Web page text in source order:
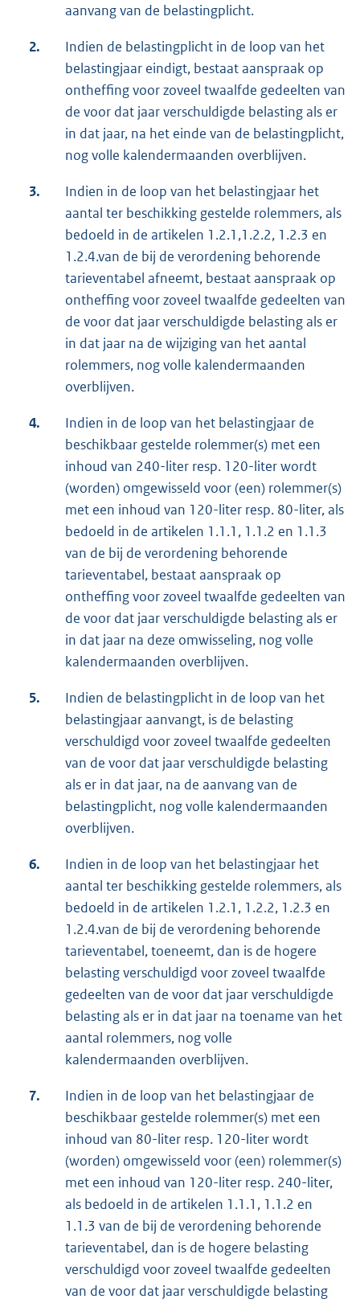
aanvang van de belastingplicht.
2.
Indien de belastingplicht in de loop van het
belastingjaar eindigt, bestaat aanspraak op
ontheffing voor zoveel twaalfde gedeelten van
de voor dat jaar verschuldigde belasting als er
in dat jaar, na het einde van de belastingplicht,
nog volle kalendermaanden overblijven.
3.
Indien in de loop van het belastingjaar het
aantal ter beschikking gestelde rolemmers, als
bedoeld in de artikelen 1.2.1,1.2.2, 1.2.3 en
1.2.4.van de bij de verordening behorende
tarieventabel afneemt, bestaat aanspraak op
ontheffing voor zoveel twaalfde gedeelten van
de voor dat jaar verschuldigde belasting als er
in dat jaar na de wijziging van het aantal
rolemmers, nog volle kalendermaanden
overblijven.
4.
Indien in de loop van het belastingjaar de
beschikbaar gestelde rolemmer(s) met een
inhoud van 240-liter resp. 120-liter wordt
(worden) omgewisseld voor (een) rolemmer(s)
met een inhoud van 120-liter resp. 80-liter, als
bedoeld in de artikelen 1.1.1, 1.1.2 en 1.1.3
van de bij de verordening behorende
tarieventabel, bestaat aanspraak op
ontheffing voor zoveel twaalfde gedeelten van
de voor dat jaar verschuldigde belasting als er
in dat jaar na deze omwisseling, nog volle
kalendermaanden overblijven.
5.
Indien de belastingplicht in de loop van het
belastingjaar aanvangt, is de belasting
verschuldigd voor zoveel twaalfde gedeelten
van de voor dat jaar verschuldigde belasting
als er in dat jaar, na de aanvang van de
belastingplicht, nog volle kalendermaanden
overblijven.
6.
Indien in de loop van het belastingjaar het
aantal ter beschikking gestelde rolemmers, als
bedoeld in de artikelen 1.2.1, 1.2.2, 1.2.3 en
1.2.4.van de bij de verordening behorende
tarieventabel, toeneemt, dan is de hogere
belasting verschuldigd voor zoveel twaalfde
gedeelten van de voor dat jaar verschuldigde
belasting als er in dat jaar na toename van het
aantal rolemmers, nog volle
kalendermaanden overblijven.
7.
Indien in de loop van het belastingjaar de
beschikbaar gestelde rolemmer(s) met een
inhoud van 80-liter resp. 120-liter wordt
(worden) omgewisseld voor (een) rolemmer(s)
met een inhoud van 120-liter resp. 240-liter,
als bedoeld in de artikelen 1.1.1, 1.1.2 en
1.1.3 van de bij de verordening behorende
tarieventabel, dan is de hogere belasting
verschuldigd voor zoveel twaalfde gedeelten
van de voor dat jaar verschuldigde belasting